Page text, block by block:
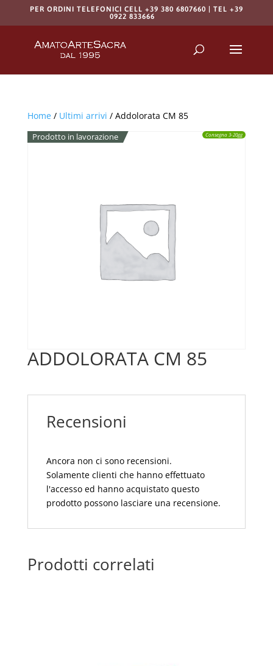
PER ORDINI TELEFONICI CELL +39 380 6807660 | TEL +39
0922 833666
Home/ Ultimi arrivi / Addolorata CM 85
Prodotto in lavorazione Consegna 3-20gg
ADDOLORATA CM 85
Recensioni
Ancora non ci sono recensioni.
Solamente clienti che hanno effettuato
l'accesso ed hanno acquistato questo
prodotto possono lasciare una recensione.
Prodotti correlati